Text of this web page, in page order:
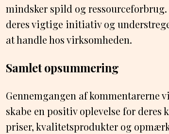
mindsker spild og
deres vigtige initiativ og
at handle hos virksomheden.
Samlet opsummering
Gennemgangen af kommentarerne
skabe en positiv oplevelse for
priser, kvalitetsprodukter og